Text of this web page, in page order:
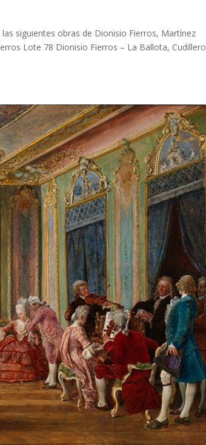
siguientes obras de Dionisio Fierros, Martínez
Lote 78 Dionisio Fierros – La Ballota, Cudillero